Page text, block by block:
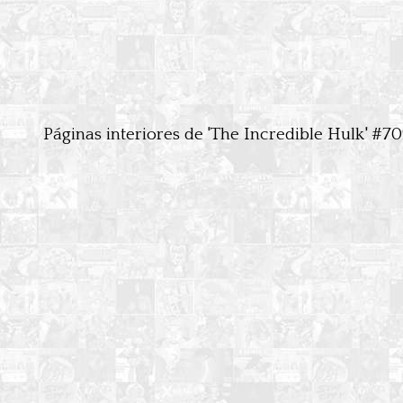
Páginas interiores de 'The Incredible Hulk'